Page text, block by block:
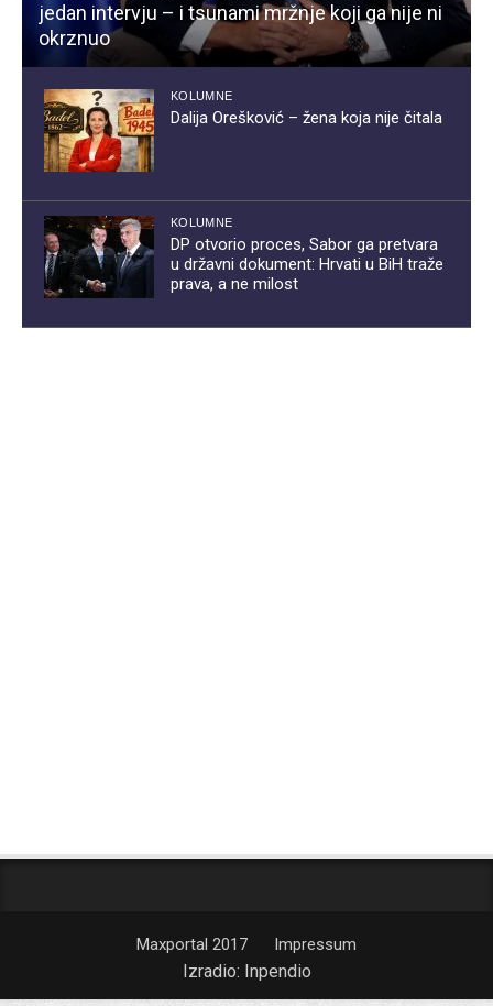
jedan intervju – i tsunami mržnje koji ga nije ni
okrznuo
KOLUMNE
Dalija Orešković – žena koja nije čitala
KOLUMNE
DP otvorio proces, Sabor ga pretvara
u državni dokument: Hrvati u BiH traže
prava, a ne milost
Maxportal 2017 Impressum
Izradio: Inpendio